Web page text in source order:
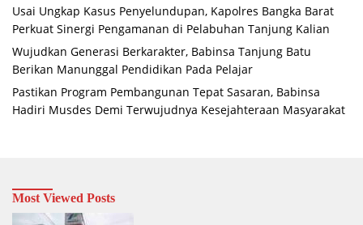
Usai Ungkap Kasus Penyelundupan, Kapolres Bangka Barat
Perkuat Sinergi Pengamanan di Pelabuhan Tanjung Kalian
Wujudkan Generasi Berkarakter, Babinsa Tanjung Batu
Berikan Manunggal Pendidikan Pada Pelajar
Pastikan Program Pembangunan Tepat Sasaran, Babinsa
Hadiri Musdes Demi Terwujudnya Kesejahteraan Masyarakat
Most Viewed Posts